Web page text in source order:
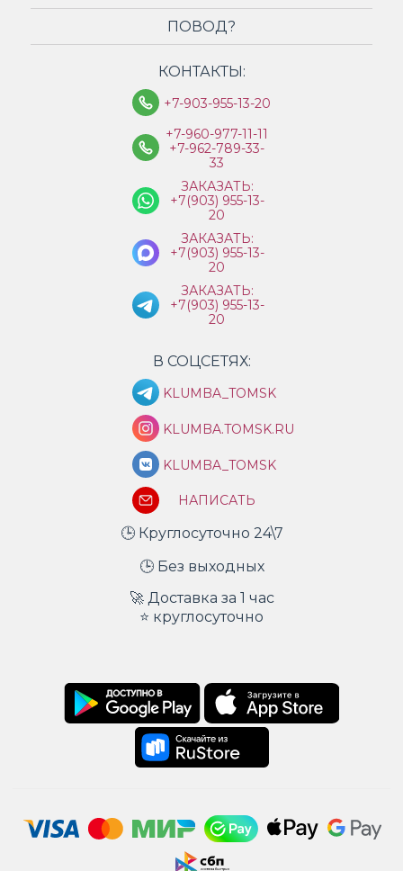
ПОВОД?
КОНТАКТЫ:
+7-903-955-13-20
+7-960-977-11-11
+7-962-789-33-
33
ЗАКАЗАТЬ:
+7(903) 955-13-
20
ЗАКАЗАТЬ:
+7(903) 955-13-
20
ЗАКАЗАТЬ:
+7(903) 955-13-
20
В СОЦСЕТЯХ:
KLUMBA_TOMSK
KLUMBA.TOMSK.RU
KLUMBA_TOMSK
НАПИСАТЬ
🕒 Круглосуточно 24\7
🕒 Без выходных
🚀 Доставка за 1 час
⭐ круглосуточно